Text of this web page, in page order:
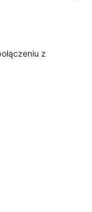
z